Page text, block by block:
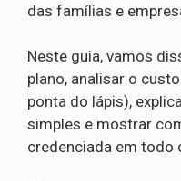
das famílias e
Neste guia, vamos
plano, analisar o
ponta do lápis),
simples e mostrar
credenciada em todo